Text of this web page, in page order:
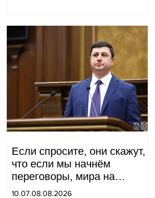
Если спросите, они скажут,
что если мы начнём
переговоры, мира на
границе не будет, начнётся
10.07.08.08.2026